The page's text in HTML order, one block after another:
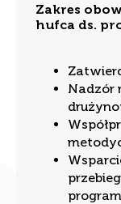
Zakres
hufca ds.
Nadzór